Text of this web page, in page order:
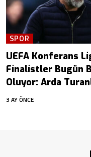
SPOR
UEFA Konferans
Finalistler Bugün
Oluyor: Arda
3 AY ÖNCE